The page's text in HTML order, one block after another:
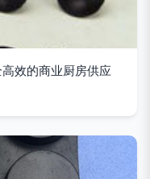
效的商业厨房供应